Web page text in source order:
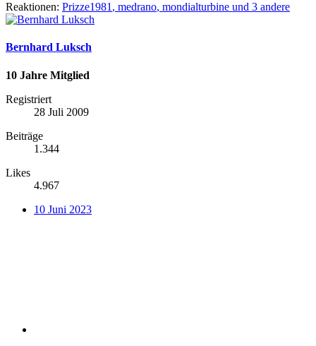
Reaktionen: Prizze1981 , medrano, mondialturbine und 3 andere
Bernhard Luksch
10 Jahre Mitglied
Registriert
28 Juli 2009
Beiträge
1.344
Likes
4.967
10 Juni 2023